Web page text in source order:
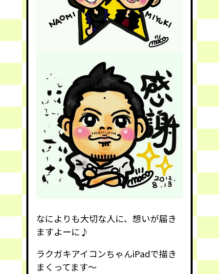
なによりも大切な人に、想いが届き
ますよーに♪
ラクガキアイコンちゃんiPadで描き
まくってます〜